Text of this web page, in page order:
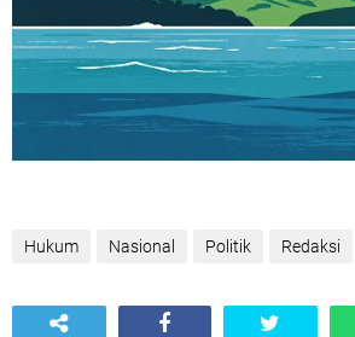
Hukum Nasional Politik Redaksi